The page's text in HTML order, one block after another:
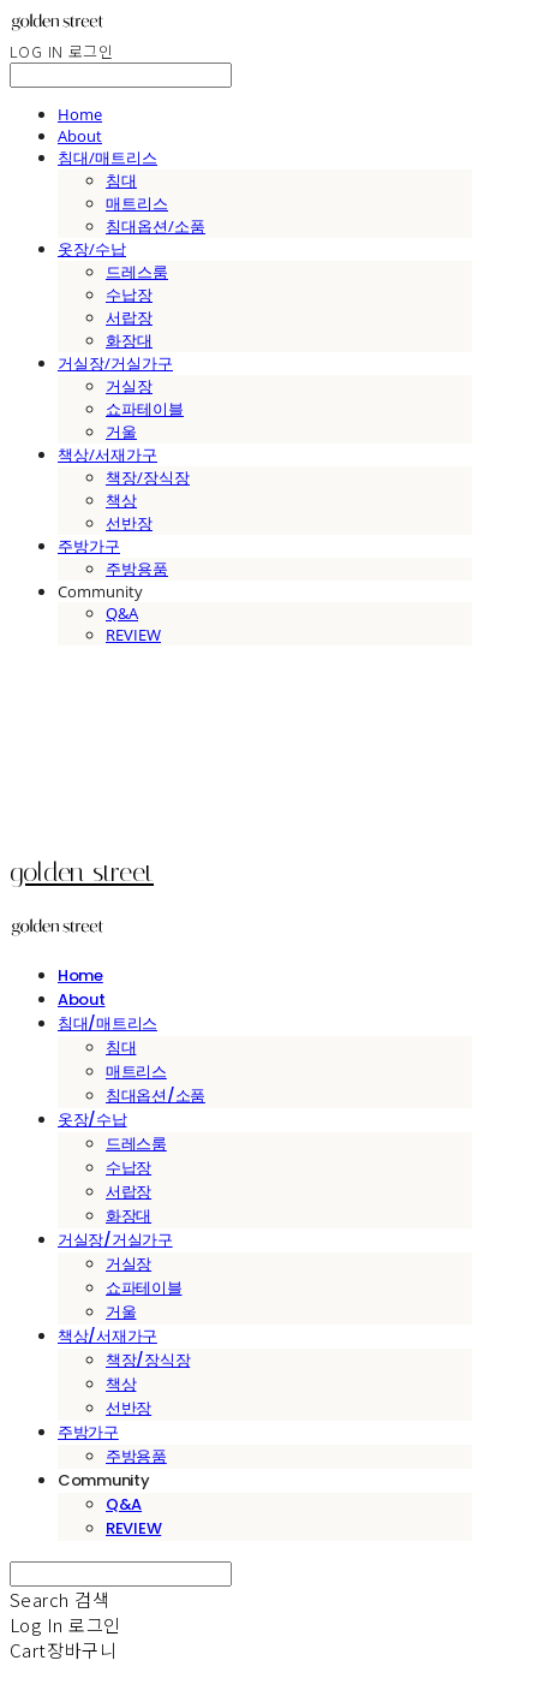
LOG IN 로그인
Home
About
침대/매트리스
침대
매트리스
침대옵션/소품
옷장/수납
드레스룸
수납장
서랍장
화장대
거실장/거실가구
거실장
쇼파테이블
거울
책상/서재가구
책장/장식장
책상
선반장
주방가구
주방용품
Community
Q&A
REVIEW
golden street
Home
About
침대/매트리스
침대
매트리스
침대옵션/소품
옷장/수납
드레스룸
수납장
서랍장
화장대
거실장/거실가구
거실장
쇼파테이블
거울
책상/서재가구
책장/장식장
책상
선반장
주방가구
주방용품
Community
Q&A
REVIEW
Search 검색
Log In 로그인
Cart장바구니